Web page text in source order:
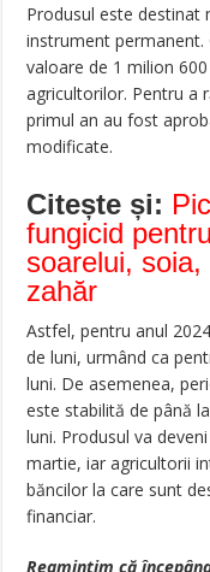
Produsul este destinat
instrument permanent.
valoare de 1 milion
agricultorilor. Pentru a
primul an au fost
modificate.
Citește și:
fungicid
soarelui,
zahăr
Astfel, pentru anul
de luni, urmând ca
luni. De asemenea,
este stabilită de până
luni. Produsul va
martie, iar agricultorii
băncilor la care sunt
financiar.
Reamintim că